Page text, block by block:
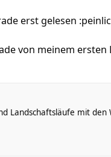
erst gelesen
von meinem ersten
Landschaftsläufe mit den